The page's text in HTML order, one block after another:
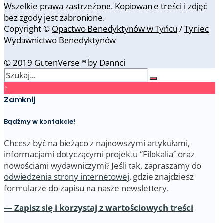
Wszelkie prawa zastrzeżone. Kopiowanie treści i zdjęć
bez zgody jest zabronione.
Copyright © Opactwo Benedyktynów w Tyńcu /Tyniec
Wydawnictwo Benedyktynów
© 2019 GutenVerse™ by Dannci
↑
Zamknij
Bądźmy w kontakcie!
Chcesz być na bieżąco z najnowszymi artykułami,
informacjami dotyczącymi projektu “Filokalia” oraz
nowościami wydawniczymi? Jeśli tak, zapraszamy do
odwiedzenia strony internetowej, gdzie znajdziesz
formularze do zapisu na nasze newslettery.
— Zapisz się i korzystaj z wartościowych treści